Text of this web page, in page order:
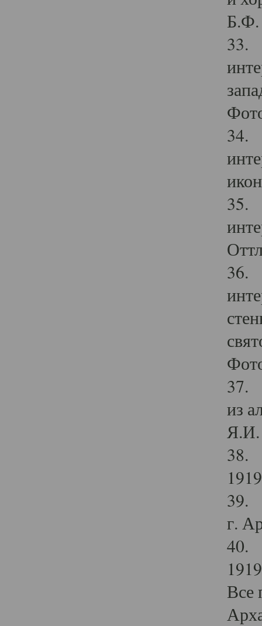
Б.Ф.
33.
34.
35.
36.
37.
из
Я.И.
38.
39.
г.
40.
Все